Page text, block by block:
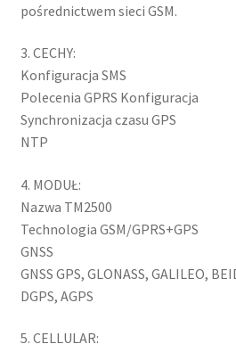
pośrednictwem sieci GSM.
3. CECHY:
Konfiguracja SMS
Polecenia GPRS Konfiguracja
Synchronizacja czasu GPS
NTP
4. MODUŁ:
Nazwa TM2500
Technologia GSM/GPRS+GPS
GNSS
GNSS GPS, GLONASS, GALILEO,
DGPS, AGPS
5. CELLULAR: